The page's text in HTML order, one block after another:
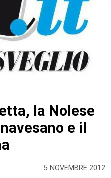
5 NOVEMBRE 2012
la Nolese
e il